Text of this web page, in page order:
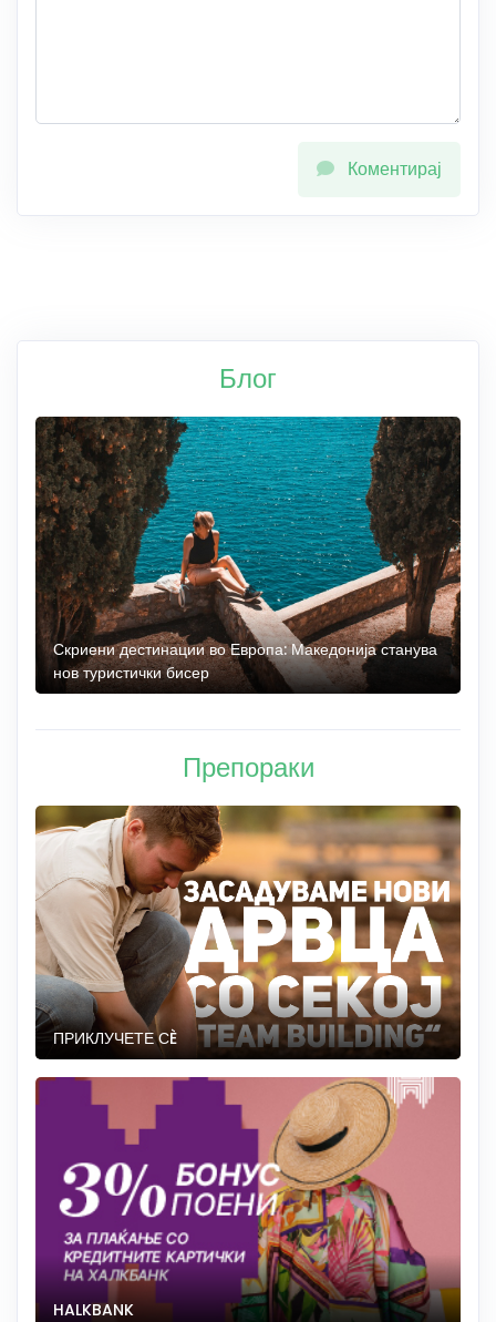
Коментирај
Блог
Скриени дестинации во Европа: Македонија станува
нов туристички бисер
Препораки
ПРИКЛУЧЕТЕ СÈ
HALKBANK